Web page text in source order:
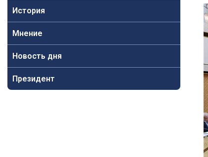
История
Мнение
Новость дня
Президент